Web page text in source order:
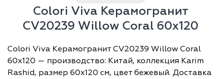
Colori Viva Керамогранит
CV20239 Willow Coral 60х120
Colori Viva Керамогранит CV20239 Willow Coral
60х120 — производство: Китай, коллекция Karim
Rashid, размер 60х120 см, цвет бежевый. Доставка